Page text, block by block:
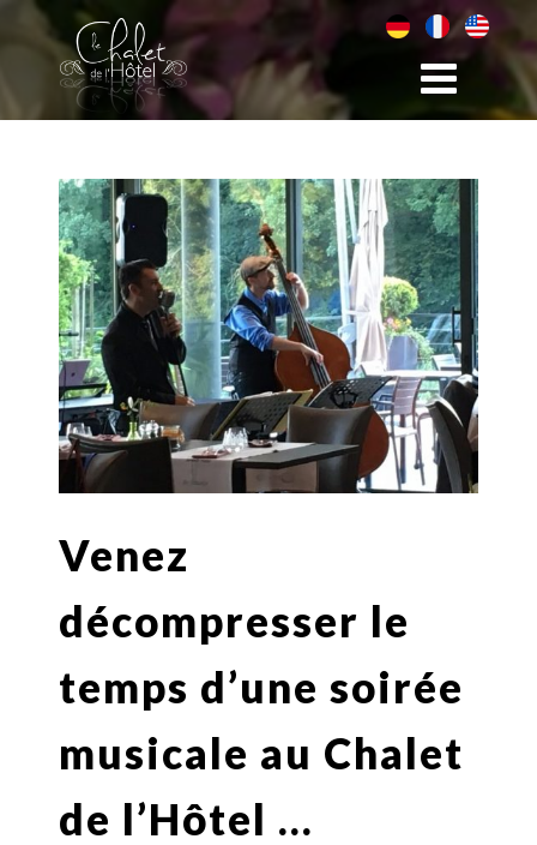
Venez
décompresser le
temps d’une soirée
musicale au Chalet
de l’Hôtel …